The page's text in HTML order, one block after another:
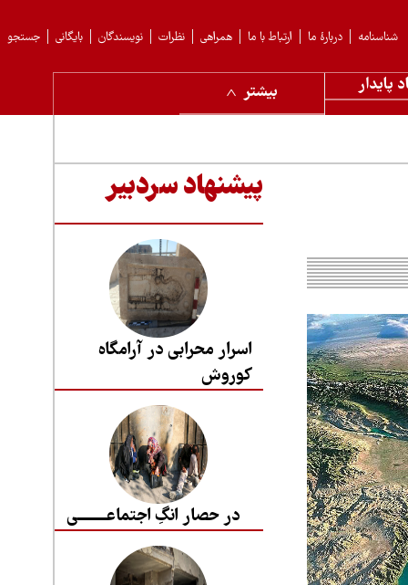
جستجو بایگانی نویسندگان نظرات همراهی ارتباط با ما دربارهٔ ما شناسنامه
پایدار بیشتر
پیشنهاد سردبیر
اسرار محرابی در آرامگاه
کوروش
در حصار انگِ اجتماعــــــــی